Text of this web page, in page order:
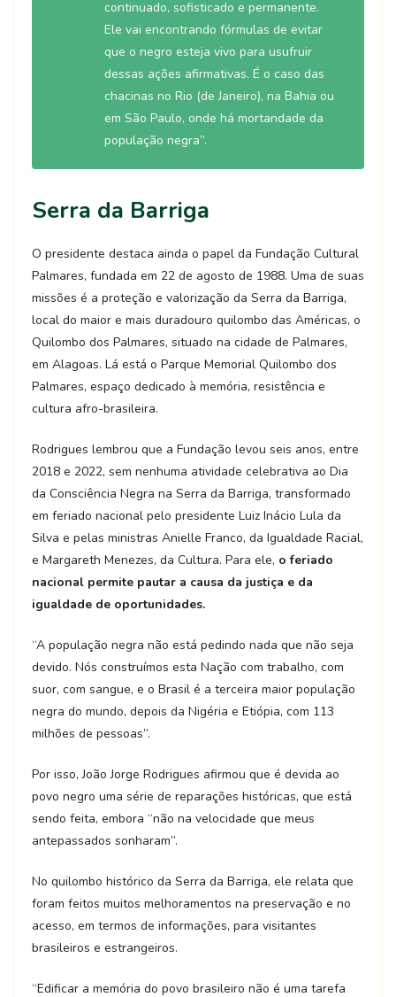
continuado, sofisticado e permanente.
Ele vai encontrando fórmulas de evitar
que o negro esteja vivo para usufruir
dessas ações afirmativas. É o caso das
chacinas no Rio (de Janeiro), na Bahia ou
em São Paulo, onde há mortandade da
população negra”.
Serra da Barriga
O presidente destaca ainda o papel da Fundação Cultural
Palmares, fundada em 22 de agosto de 1988. Uma de suas
missões é a proteção e valorização da Serra da Barriga,
local do maior e mais duradouro quilombo das Américas, o
Quilombo dos Palmares, situado na cidade de Palmares,
em Alagoas. Lá está o Parque Memorial Quilombo dos
Palmares, espaço dedicado à memória, resistência e
cultura afro-brasileira.
Rodrigues lembrou que a Fundação levou seis anos, entre
2018 e 2022, sem nenhuma atividade celebrativa ao Dia
da Consciência Negra na Serra da Barriga, transformado
em feriado nacional pelo presidente Luiz Inácio Lula da
Silva e pelas ministras Anielle Franco, da Igualdade Racial,
e Margareth Menezes, da Cultura. Para ele, o feriado
nacional permite pautar a causa da justiça e da
igualdade de oportunidades.
“A população negra não está pedindo nada que não seja
devido. Nós construímos esta Nação com trabalho, com
suor, com sangue, e o Brasil é a terceira maior população
negra do mundo, depois da Nigéria e Etiópia, com 113
milhões de pessoas”.
Por isso, João Jorge Rodrigues afirmou que é devida ao
povo negro uma série de reparações históricas, que está
sendo feita, embora “não na velocidade que meus
antepassados sonharam”.
No quilombo histórico da Serra da Barriga, ele relata que
foram feitos muitos melhoramentos na preservação e no
acesso, em termos de informações, para visitantes
brasileiros e estrangeiros.
“Edificar a memória do povo brasileiro não é uma tarefa